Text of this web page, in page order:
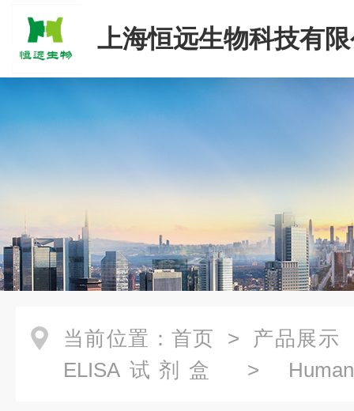
上海恒远生物科技有
当前位置： 首页 > 产品展示
ELISA试剂盒
> Human